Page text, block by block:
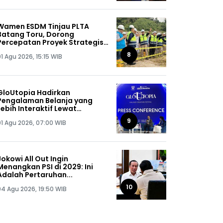
ESDM Tinjau PLTA
Toru, Dorong
Proyek Strategis
Agu 2026, 15:15 WIB 8
Hadirkan
Belanja yang
Interaktif Lewat
Agu 2026, 07:00 WIB 9
All Out Ingin
PSI di 2029: Ini
Pertaruhan...
Agu 2026, 19:50 WIB 10